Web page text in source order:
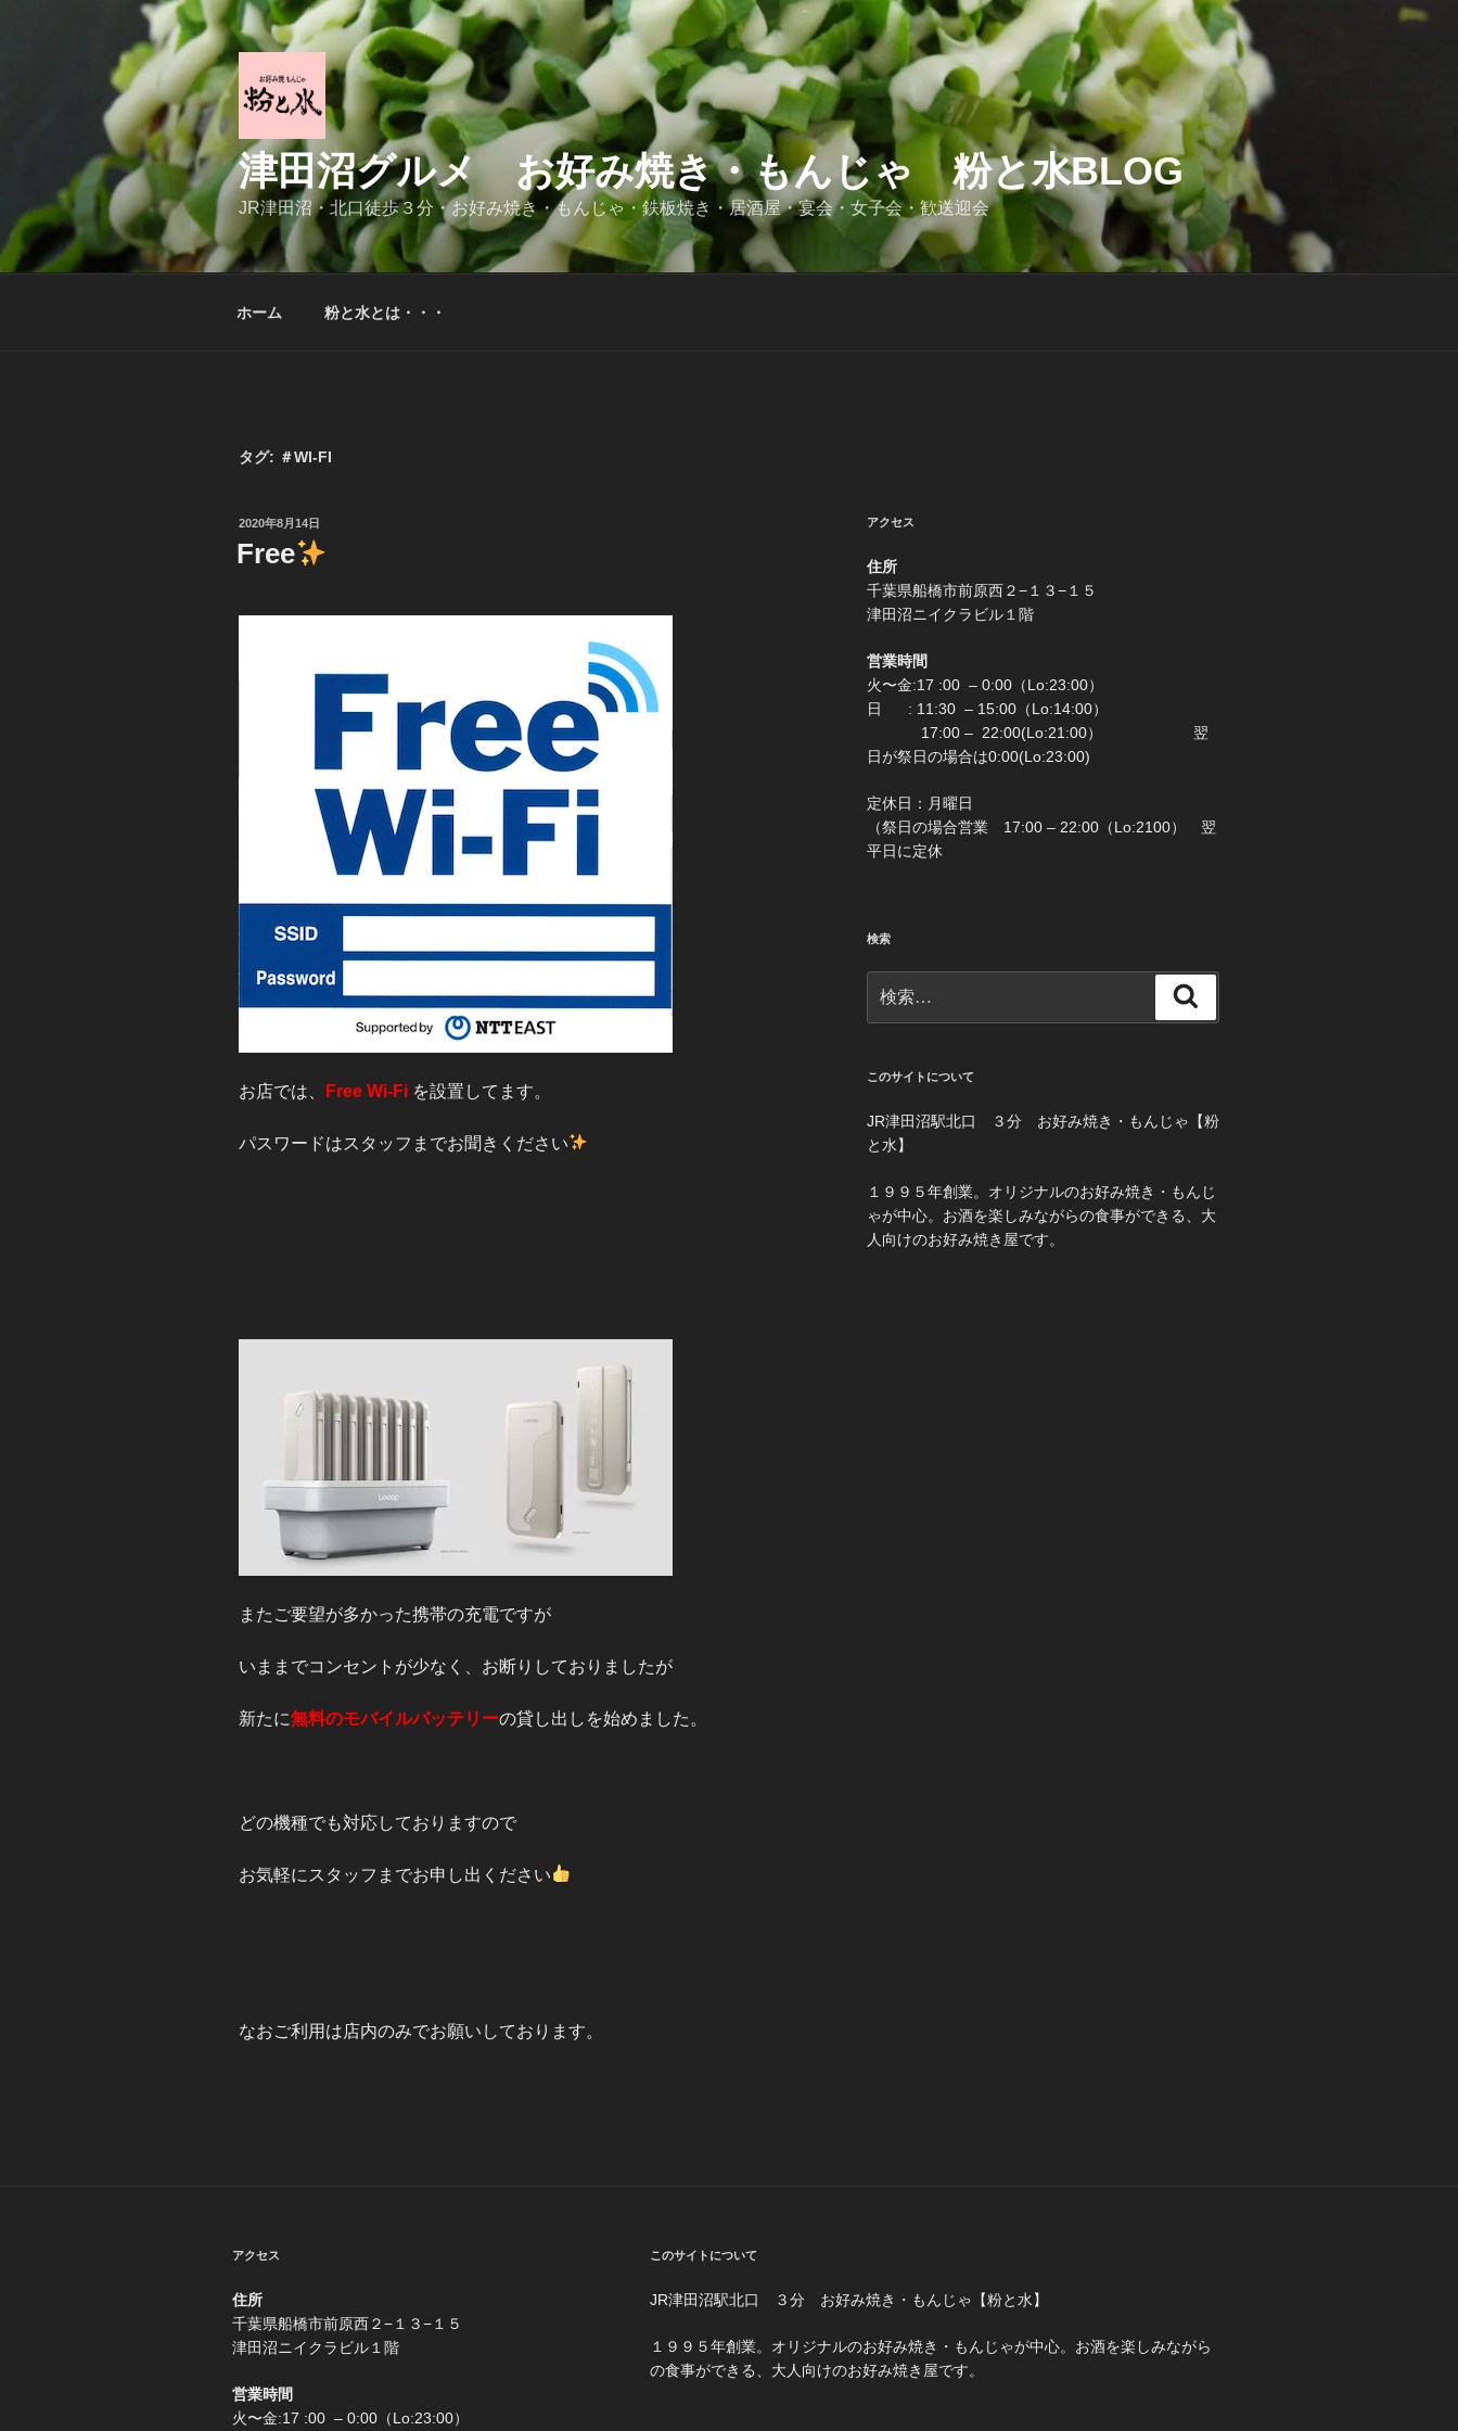
プ
津田沼グルメ お好み焼き・もんじゃ 粉と水BLOG
JR津田沼・北口徒歩３分・お好み焼き・もんじゃ・鉄板焼き・居酒屋・宴会・女子会・歓送迎会
ホーム 粉と水とは・・・
タグ: ＃WI-FI
投
日:
2020年8月14日
Free
お店では、 Free Wi-Fi を設置してます。
パスワードはスタッフまでお聞きください
またご要望が多かった携帯の充電ですが
いままでコンセントが少なく、お断りしておりましたが
新たに無料のモバイルバッテリーの貸し出しを始めました。
どの機種でも対応しておりますので
お気軽にスタッフまでお申し出ください
なおご利用は店内のみでお願いしております。
アクセス
住所
千葉県船橋市前原西２−１３−１５
津田沼ニイクラビル１階
営業時間
火〜金:17 :00 – 0:00（Lo:23:00）
日 : 11:30 – 15:00（Lo:14:00）
17:00 – 22:00(Lo:21:00） 翌
日が祭日の場合は0:00(Lo:23:00)
定休日：月曜日
（祭日の場合営業 17:00 – 22:00（Lo:2100） 翌
平日に定休
検索
索:
索
このサイトについて
JR津田沼駅北口 ３分 お好み焼き・もんじゃ【粉
と水】
１９９５年創業。オリジナルのお好み焼き・もんじ
ゃが中心。お酒を楽しみながらの食事ができる、大
人向けのお好み焼き屋です。
アクセス
住所
千葉県船橋市前原西２−１３−１５
津田沼ニイクラビル１階
営業時間
火〜金:17 :00 – 0:00（Lo:23:00）
このサイトについて
JR津田沼駅北口 ３分 お好み焼き・もんじゃ【粉と水】
１９９５年創業。オリジナルのお好み焼き・もんじゃが中心。お酒を楽しみながら
の食事ができる、大人向けのお好み焼き屋です。